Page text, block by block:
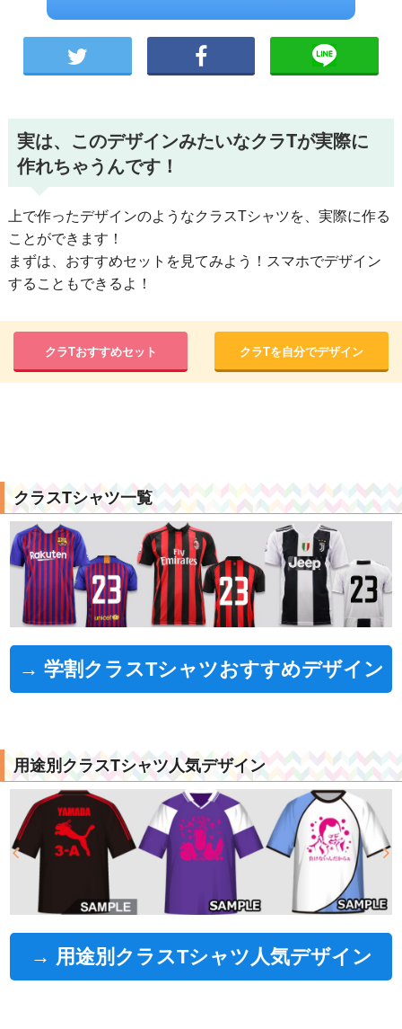
実は、このデザインみたいなクラTが実際に
作れちゃうんです！
上で作ったデザインのようなクラスTシャツを、実際に作る
ことができます！
まずは、おすすめセットを見てみよう！スマホでデザイン
することもできるよ！
クラTおすすめセット クラTを自分でデザイン
クラスTシャツ一覧
→ 学割クラスTシャツおすすめデザイン
用途別クラスTシャツ人気デザイン
→ 用途別クラスTシャツ人気デザイン